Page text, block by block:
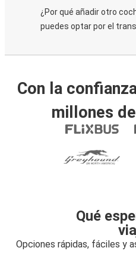
¿Por qué añadir otro
puedes optar por el
Con la
millones
Qué
Opciones rápidas, fáciles y